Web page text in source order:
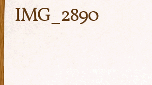
IMG_2890